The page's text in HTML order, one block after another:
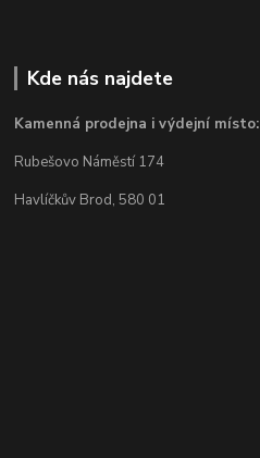
Kde nás najdete
Kamenná prodejna i výdejní místo:
Rubešovo Náměstí 174
Havlíčkův Brod, 580 01